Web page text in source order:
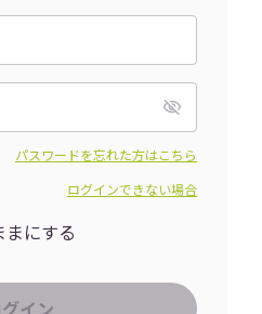
パスワードを忘れた方はこちら
ログインできない場合
まにする